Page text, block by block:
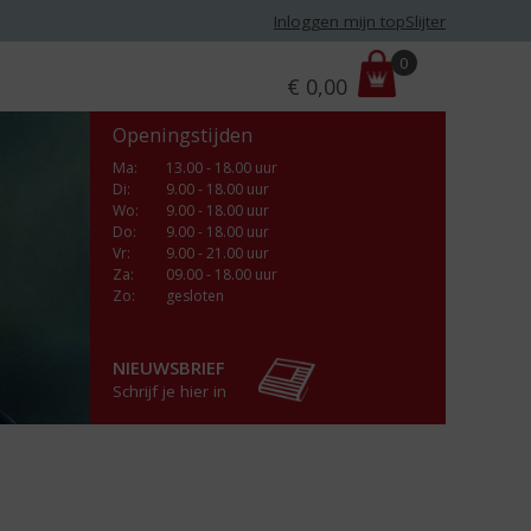
Inloggen mijn topSlijter
r
i
€ 0,00
0
Openingstijden
Ma:
13.00 - 18.00 uur
Di:
9.00 - 18.00 uur
Wo:
9.00 - 18.00 uur
Do:
9.00 - 18.00 uur
Vr:
9.00 - 21.00 uur
Za:
09.00 - 18.00 uur
Zo:
gesloten
NIEUWSBRIEF
Schrijf je hier in